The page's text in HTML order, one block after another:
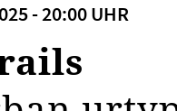
- 20:00 UHR